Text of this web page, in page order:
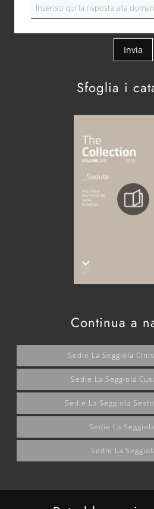
Sfoglia i
Continua a
Sedie La Seggiola
Sedie La Seggiola
Sedie La Seggiola
Sedie La
Sedie La
Invia